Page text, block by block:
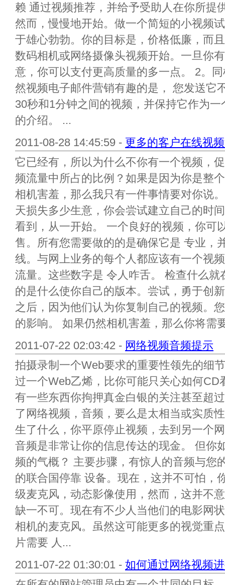
赖 通过视频推荐，并给予受助人在你所提
然而，慢慢地开始。做一个简短的小视频
于雄心勃勃。你的目标是，价格低廉，而
数码相机或网络摄像头视频开始。一旦你
意，你可以支付更高质量的多一点。 2。
然视频电子邮件营销有趣的是， 您发送它
30秒和1分钟之间的视频，并保持它作为
的介绍。 ...
2011-08-28 14:45:59 - 更多的客户在线视
它已经有，所以为什么不你有一个视频，
频流量中所占的比例？如果是因为你是整
相机害羞，那么我只有一件事情要对你说
天损失多少生意，你会尝试建立自己的时
看到，从一开始。 一个良好的视频，你可
售。所有您需要做的的是确保它是 专业，
线。与网上业务的每个人都应该有一个视
流量。这些数字是 令人咋舌。 检查什么
的是什么使你自己的版本。尝试，勇于创
之后，因为他们认为你复制自己的视频。
的影响。 如果仍然相机害羞，那么你将需
2011-07-22 02:03:42 - 网络视频音频提示
拍摄录制一个Web要求的重要性领先的细
过一个Web乙烯，比你可能只关心如何
有一些东西你拘押真金白银的关注甚至超
了网络视频，音频，要么是太相当或实质
生了什么，你平原停止视频，去到另一个
音频是非常让你的信息传达的现金。 但你
频的气概？ 主要步骤，有惊人的音频与您
的联合国停靠 设备。现在，这并不可怕，
级麦克风，动态影像使用，然而，这并不
缺一不可。现在有不少人当他们的电影网
相机的麦克风。虽然这可能更多的视觉重
片需要 人...
2011-07-22 01:30:01 - 如何通过网络视频